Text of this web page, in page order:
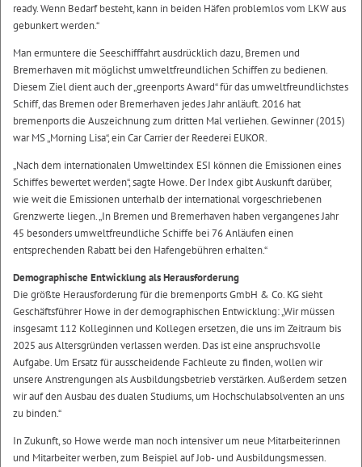
ready. Wenn Bedarf besteht, kann in beiden Häfen problemlos vom LKW aus
gebunkert werden.“
Man ermuntere die Seeschifffahrt ausdrücklich dazu, Bremen und
Bremerhaven mit möglichst umweltfreundlichen Schiffen zu bedienen.
Diesem Ziel dient auch der „greenports Award“ für das umweltfreundlichstes
Schiff, das Bremen oder Bremerhaven jedes Jahr anläuft. 2016 hat
bremenports die Auszeichnung zum dritten Mal verliehen. Gewinner (2015)
war MS „Morning Lisa“, ein Car Carrier der Reederei EUKOR.
„Nach dem internationalen Umweltindex ESI können die Emissionen eines
Schiffes bewertet werden“, sagte Howe. Der Index gibt Auskunft darüber,
wie weit die Emissionen unterhalb der international vorgeschriebenen
Grenzwerte liegen. „In Bremen und Bremerhaven haben vergangenes Jahr
45 besonders umweltfreundliche Schiffe bei 76 Anläufen einen
entsprechenden Rabatt bei den Hafengebühren erhalten.“
Demographische Entwicklung als Herausforderung
Die größte Herausforderung für die bremenports GmbH & Co. KG sieht
Geschäftsführer Howe in der demographischen Entwicklung: „Wir müssen
insgesamt 112 Kolleginnen und Kollegen ersetzen, die uns im Zeitraum bis
2025 aus Altersgründen verlassen werden. Das ist eine anspruchsvolle
Aufgabe. Um Ersatz für ausscheidende Fachleute zu finden, wollen wir
unsere Anstrengungen als Ausbildungsbetrieb verstärken. Außerdem setzen
wir auf den Ausbau des dualen Studiums, um Hochschulabsolventen an uns
zu binden.“
In Zukunft, so Howe werde man noch intensiver um neue Mitarbeiterinnen
und Mitarbeiter werben, zum Beispiel auf Job- und Ausbildungsmessen.